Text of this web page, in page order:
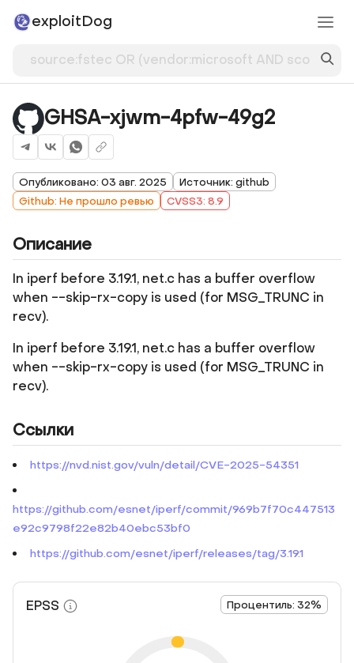
exploitDog
GHSA-xjwm-4pfw-49g2
Опубликовано: 03 авг. 2025
Источник: github
Github: Не прошло ревью
CVSS3: 8.9
Описание
In iperf before 3.19.1, net.c has a buffer overflow
when --skip-rx-copy is used (for MSG_TRUNC in
recv).
In iperf before 3.19.1, net.c has a buffer overflow
when --skip-rx-copy is used (for MSG_TRUNC in
recv).
Ссылки
https://nvd.nist.gov/vuln/detail/CVE-2025-54351
https://github.com/esnet/iperf/commit/969b7f70c447513
e92c9798f22e82b40ebc53bf0
https://github.com/esnet/iperf/releases/tag/3.19.1
EPSS Процентиль: 32%